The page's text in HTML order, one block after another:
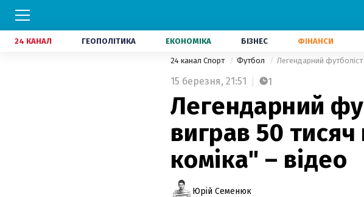
24 КАНАЛ ГЕОПОЛІТИКА ЕКОНОМІКА БІЗНЕС ФІНАНСИ
24 канал Спорт Футбол Легендарний футболіст
15 березня, 21:51 1
Легендарний
виграв 50
коміка" – відео
Юрій Семенюк